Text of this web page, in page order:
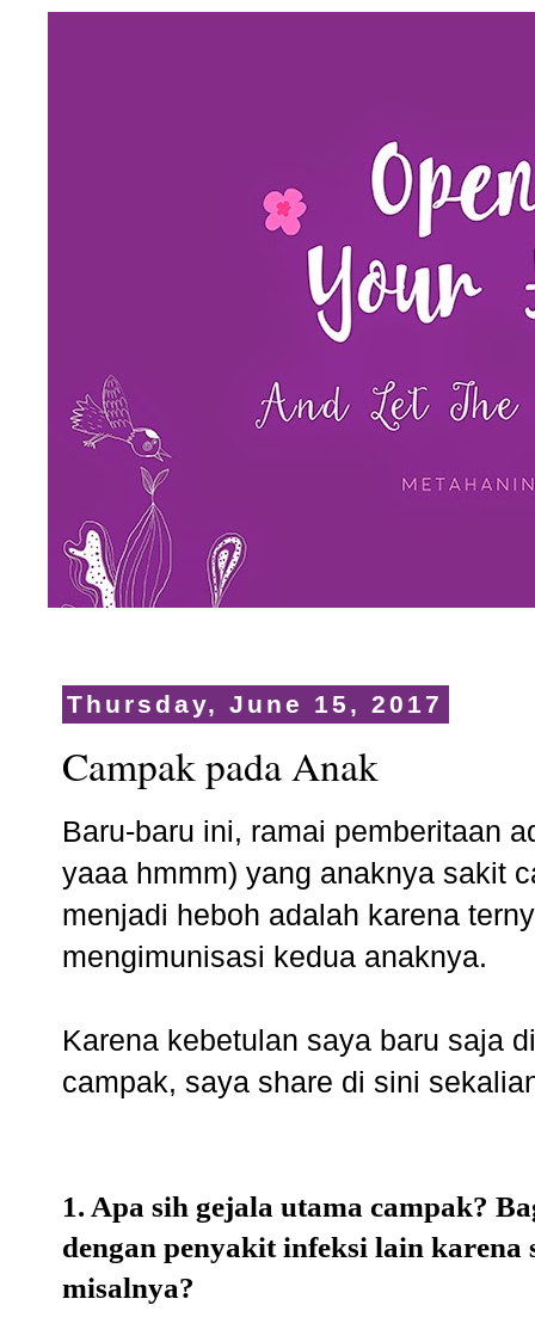
Thursday, June 15, 2017
Campak pada Anak
Baru-baru ini, ramai pemberitaan
yaaa hmmm) yang anaknya sakit
menjadi heboh adalah karena
mengimunisasi kedua anaknya.
Karena kebetulan saya baru saja
campak, saya share di sini
1. Apa sih gejala utama campak?
dengan penyakit infeksi lain karena
misalnya?